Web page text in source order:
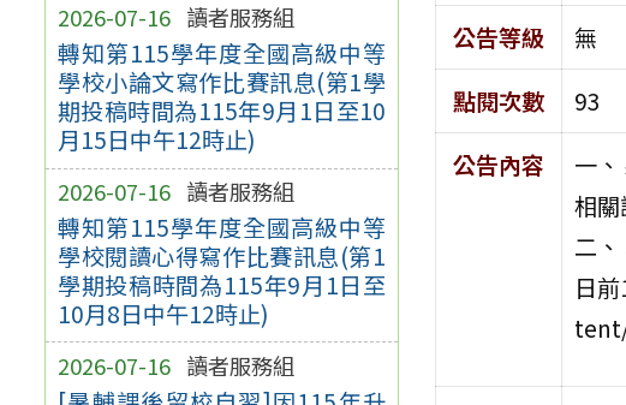
2026-07-16 讀者服務組
轉知第115學年度全國高級中等
學校小論文寫作比賽訊息(第1學
期投稿時間為115年9月1日至10
月15日中午12時止)
2026-07-16 讀者服務組
轉知第115學年度全國高級中等
學校閱讀心得寫作比賽訊息(第1
學期投稿時間為115年9月1日至
10月8日中午12時止)
2026-07-16 讀者服務組
公告等級
無
點閱次數
93
公告內容
一
相
二
日